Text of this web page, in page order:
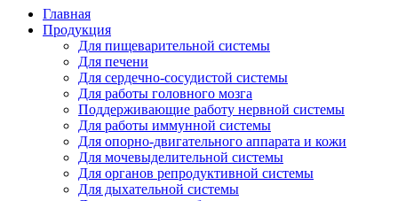
Главная
Продукция
Для пищеварительной системы
Для печени
Для сердечно-сосудистой системы
Для работы головного мозга
Поддерживающие работу нервной системы
Для работы иммунной системы
Для опорно-двигательного аппарата и кожи
Для мочевыделительной системы
Для органов репродуктивной системы
Для дыхательной системы